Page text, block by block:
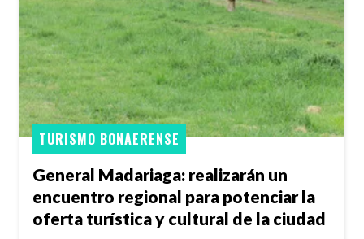
General Madariaga: realizarán un
encuentro regional para potenciar la
oferta turística y cultural de la ciudad
TURISMO BONAERENSE